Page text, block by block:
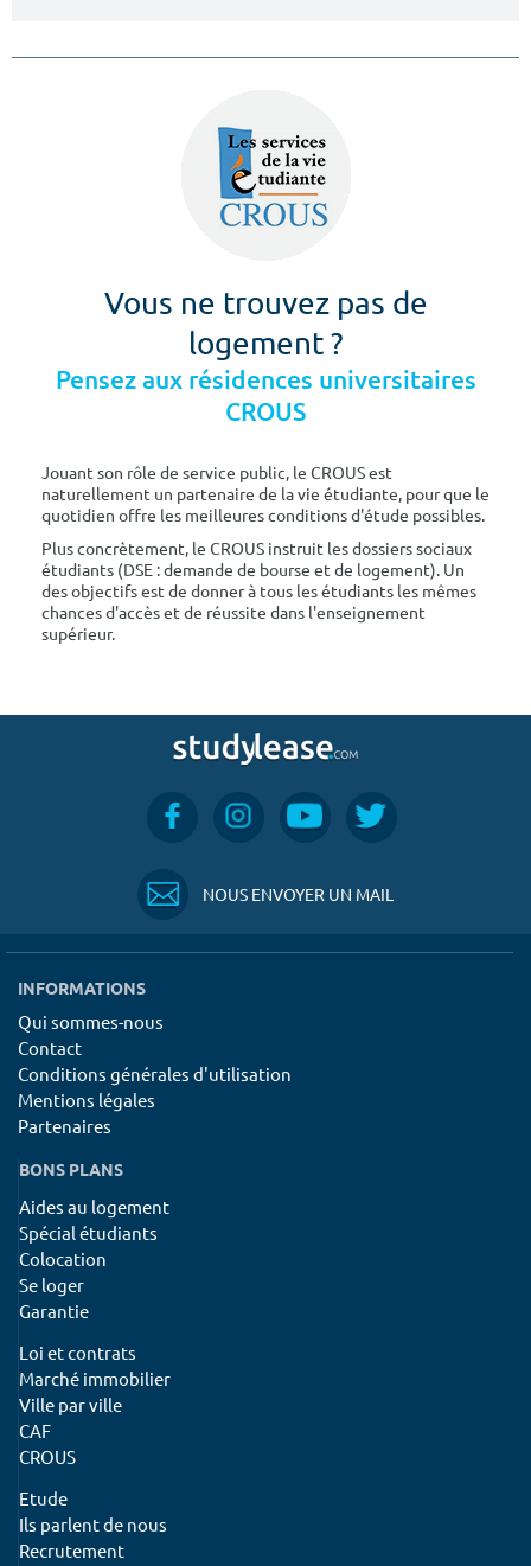
Vous ne trouvez pas de
logement ?
Pensez aux résidences universitaires
CROUS
Jouant son rôle de service public, le CROUS est
naturellement un partenaire de la vie étudiante, pour que le
quotidien offre les meilleures conditions d'étude possibles.
Plus concrètement, le CROUS instruit les dossiers sociaux
étudiants (DSE : demande de bourse et de logement). Un
des objectifs est de donner à tous les étudiants les mêmes
chances d'accès et de réussite dans l'enseignement
supérieur.
NOUS ENVOYER UN MAIL
INFORMATIONS
Qui sommes-nous
Contact
Conditions générales d'utilisation
Mentions légales
Partenaires
BONS PLANS
Aides au logement
Spécial étudiants
Colocation
Se loger
Garantie
Loi et contrats
Marché immobilier
Ville par ville
CAF
CROUS
Etude
Ils parlent de nous
Recrutement